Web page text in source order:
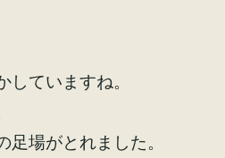
していますね。
足場がとれました。